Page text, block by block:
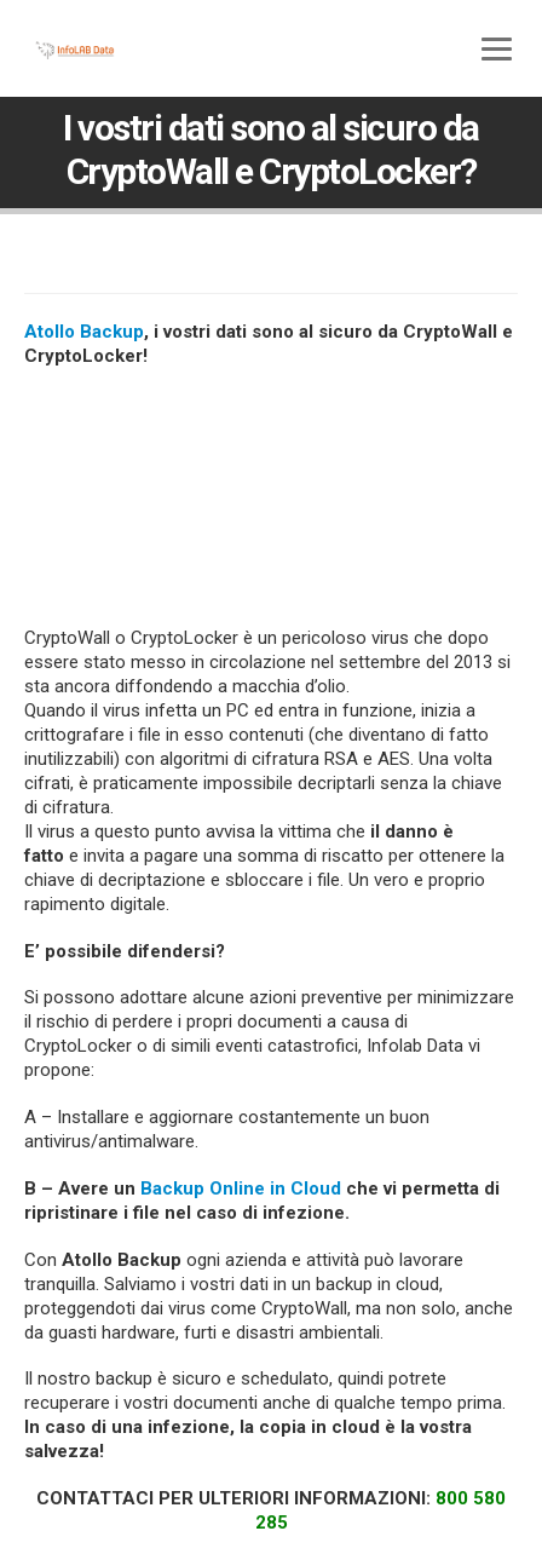
I vostri dati sono al sicuro da
CryptoWall e CryptoLocker?
Atollo Backup, i vostri dati sono al sicuro da CryptoWall e
CryptoLocker!
CryptoWall o CryptoLocker è un pericoloso virus che dopo
essere stato messo in circolazione nel settembre del 2013 si
sta ancora diffondendo a macchia d’olio.
Quando il virus infetta un PC ed entra in funzione, inizia a
crittografare i file in esso contenuti (che diventano di fatto
inutilizzabili) con algoritmi di cifratura RSA e AES. Una volta
cifrati, è praticamente impossibile decriptarli senza la chiave
di cifratura.
Il virus a questo punto avvisa la vittima che il danno è
fatto e invita a pagare una somma di riscatto per ottenere la
chiave di decriptazione e sbloccare i file. Un vero e proprio
rapimento digitale.
E’ possibile difendersi?
Si possono adottare alcune azioni preventive per minimizzare
il rischio di perdere i propri documenti a causa di
CryptoLocker o di simili eventi catastrofici, Infolab Data vi
propone:
A – Installare e aggiornare costantemente un buon
antivirus/antimalware.
B – Avere un Backup Online in Cloud che vi permetta di
ripristinare i file nel caso di infezione.
Con Atollo Backup ogni azienda e attività può lavorare
tranquilla. Salviamo i vostri dati in un backup in cloud,
proteggendoti dai virus come CryptoWall, ma non solo, anche
da guasti hardware, furti e disastri ambientali.
Il nostro backup è sicuro e schedulato, quindi potrete
recuperare i vostri documenti anche di qualche tempo prima.
In caso di una infezione, la copia in cloud è la vostra
salvezza!
CONTATTACI PER ULTERIORI INFORMAZIONI: 800 580
285